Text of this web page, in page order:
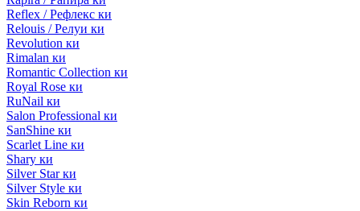
Reflex / Рефлекс ки
Relouis / Релуи ки
Revolution ки
Rimalan ки
Romantic Collection ки
Royal Rose ки
RuNail ки
Salon Professional ки
SanShine ки
Scarlet Line ки
Shary ки
Silver Star ки
Silver Style ки
Skin Reborn ки